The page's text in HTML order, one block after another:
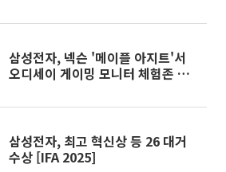
삼성전자, 넥슨 '메이플 아지트'서
오디세이 게이밍 모니터 체험존 운
삼성전자, 최고 혁신상 등 26 대거
수상 [IFA 2025]